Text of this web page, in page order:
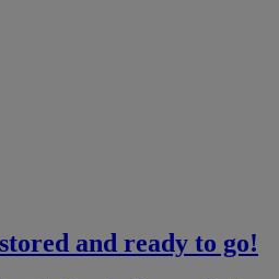
and ready to go!